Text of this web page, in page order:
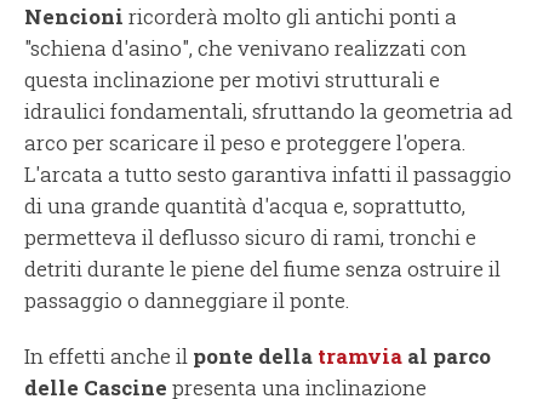
Nencioni ricorderà molto gli antichi ponti a
"schiena d'asino", che venivano realizzati con
questa inclinazione per motivi strutturali e
idraulici fondamentali, sfruttando la geometria ad
arco per scaricare il peso e proteggere l'opera.
L'arcata a tutto sesto garantiva infatti il passaggio
di una grande quantità d'acqua e, soprattutto,
permetteva il deflusso sicuro di rami, tronchi e
detriti durante le piene del fiume senza ostruire il
passaggio o danneggiare il ponte.
In effetti anche il ponte della tramvia al parco
delle Cascine presenta una inclinazione